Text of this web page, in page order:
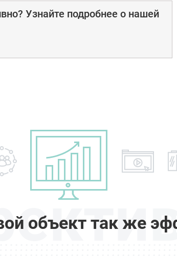
Узнайте подробнее о нашей
объект так же